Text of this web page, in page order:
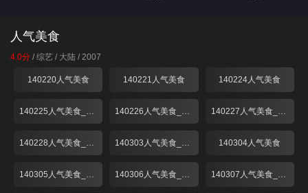
人气美食
4.0分 / 综艺 / 大陆 / 2007
140220人气美食 140221人气美食 140224人气美食
140225人气美食_001 140226人气美食_001 140227人气美食_001
140228人气美食_001 140303人气美食_001 140304人气美食
140305人气美食_001 140306人气美食_001 140307人气美食_001